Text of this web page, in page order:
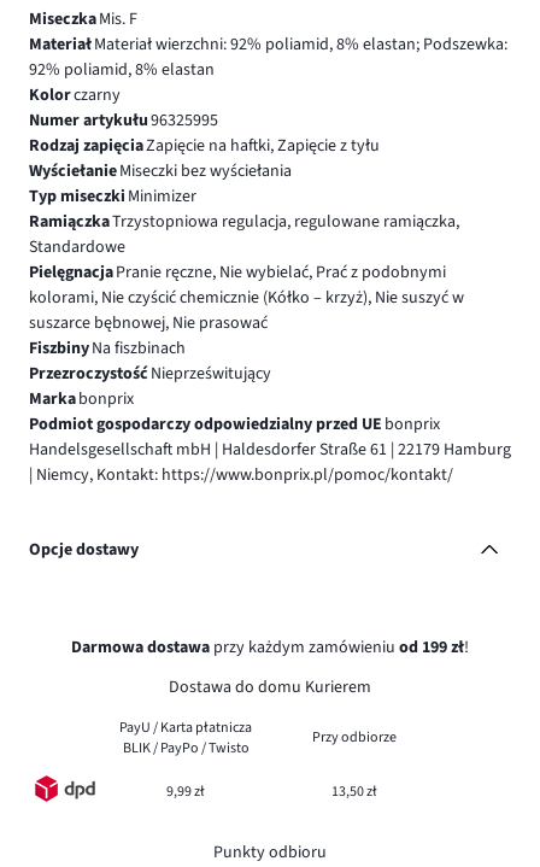
MiseczkaMis. F
MateriałMateriał wierzchni: 92% poliamid, 8% elastan; Podszewka:
92% poliamid, 8% elastan
Kolorczarny
Numer artykułu96325995
Rodzaj zapięciaZapięcie na haftki, Zapięcie z tyłu
WyściełanieMiseczki bez wyściełania
Typ miseczki Minimizer
RamiączkaTrzystopniowa regulacja, regulowane ramiączka,
Standardowe
PielęgnacjaPranie ręczne, Nie wybielać, Prać z podobnymi
kolorami, Nie czyścić chemicznie (Kółko – krzyż), Nie suszyć w
suszarce bębnowej, Nie prasować
FiszbinyNa fiszbinach
PrzezroczystośćNieprześwitujący
Markabonprix
Podmiot gospodarczy odpowiedzialny przed UE bonprix
Handelsgesellschaft mbH | Haldesdorfer Straße 61 | 22179 Hamburg
| Niemcy, Kontakt: https://www.bonprix.pl/pomoc/kontakt/
Opcje dostawy
Darmowa dostawa przy każdym zamówieniu od 199 zł!
Dostawa do domu Kurierem
PayU / Karta płatnicza
BLIK / PayPo / Twisto
Przy odbiorze
9,99 zł 13,50 zł
Punkty odbioru